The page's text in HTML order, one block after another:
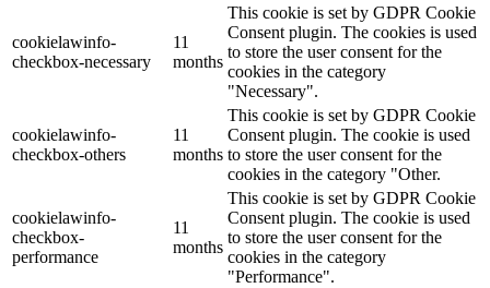
cookielawinfo-
checkbox-necessary
11
months
This cookie is set by GDPR Cookie
Consent plugin. The cookies is used
to store the user consent for the
cookies in the category
"Necessary".
cookielawinfo-
checkbox-others
11
months
This cookie is set by GDPR Cookie
Consent plugin. The cookie is used
to store the user consent for the
cookies in the category "Other.
cookielawinfo-
checkbox-
performance
11
months
This cookie is set by GDPR Cookie
Consent plugin. The cookie is used
to store the user consent for the
cookies in the category
"Performance".